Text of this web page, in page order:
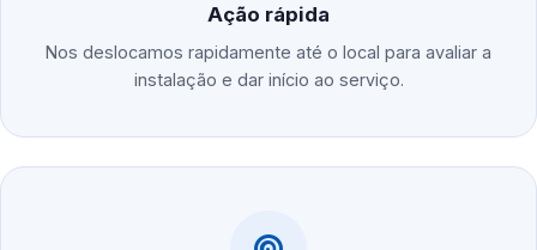
Ação rápida
Nos deslocamos rapidamente até o local para avaliar a
instalação e dar início ao serviço.